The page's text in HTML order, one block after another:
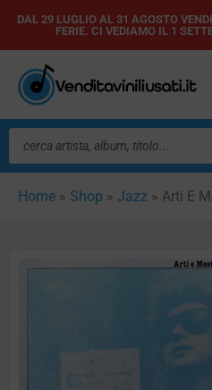
Vai
contenuto
DAL 29 LUGLIO AL 31 AGOSTO
FERIE. CI VEDIAMO IL 1
Ricerca
prodotti
Home » Shop » Jazz » Arti E